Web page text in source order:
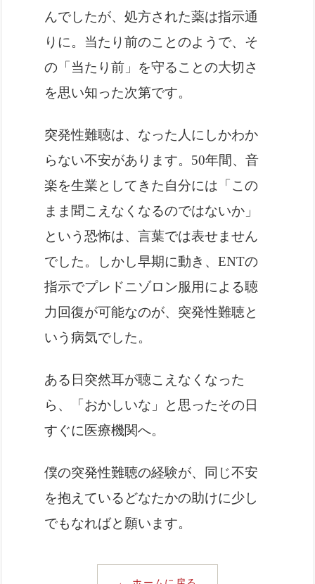
んでしたが、処方された薬は指示通
りに。当たり前のことのようで、そ
の「当たり前」を守ることの大切さ
を思い知った次第です。
突発性難聴は、なった人にしかわか
らない不安があります。50年間、音
楽を生業としてきた自分には「この
まま聞こえなくなるのではないか」
という恐怖は、言葉では表せません
でした。しかし早期に動き、ENTの
指示でプレドニゾロン服用による聴
力回復が可能なのが、突発性難聴と
いう病気でした。
ある日突然耳が聴こえなくなった
ら、「おかしいな」と思ったその日
すぐに医療機関へ。
僕の突発性難聴の経験が、同じ不安
を抱えているどなたかの助けに少し
でもなればと願います。